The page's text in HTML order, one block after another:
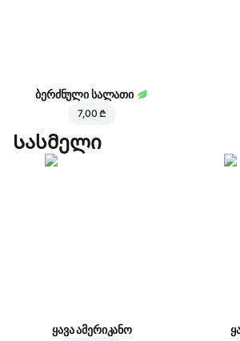
ბერძნული სალათი
7,00 ₾
Სასმელი
ყავა ამერიკანო